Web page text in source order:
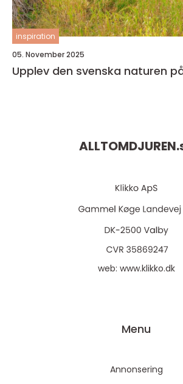
inspiration
05. November 2025
Upplev den svenska naturen
ALLTOMDJUREN.
web: www.klikko.dk
Menu
Annonsering